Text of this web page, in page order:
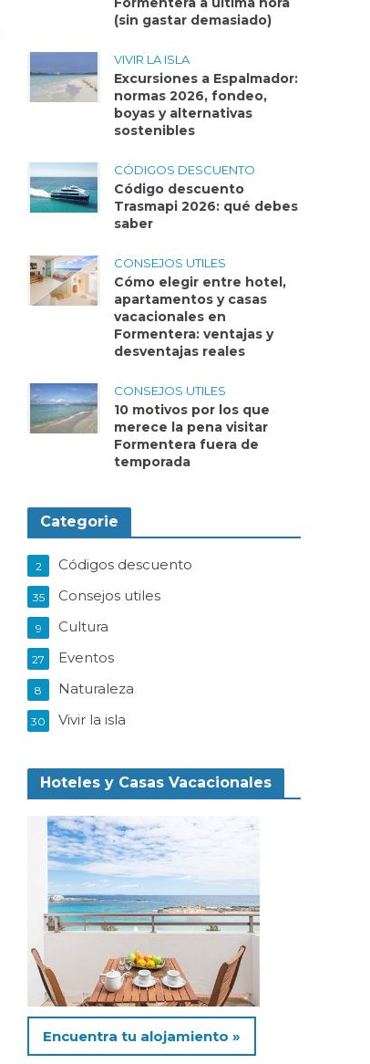
(sin gastar demasiado)
VIVIR LA ISLA
Excursiones a Espalmador:
normas 2026, fondeo,
boyas y alternativas
sostenibles
CÓDIGOS DESCUENTO
Código descuento
Trasmapi 2026: qué debes
saber
CONSEJOS UTILES
Cómo elegir entre hotel,
apartamentos y casas
vacacionales en
Formentera: ventajas y
desventajas reales
CONSEJOS UTILES
10 motivos por los que
merece la pena visitar
Formentera fuera de
temporada
Categorie
Códigos descuento
2
Consejos utiles
35
Cultura
9
Eventos
27
Naturaleza
8
Vivir la isla
30
Hoteles y Casas Vacacionales
Encuentra tu alojamiento »